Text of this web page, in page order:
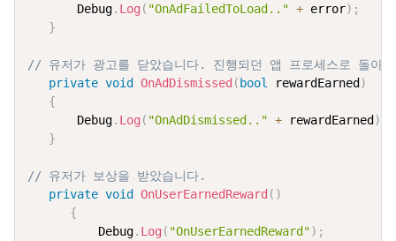
       Debug
. Log ( "OnAdFailedToLoad.." + error) ;
}
// 유저가 광고를 닫았습니다. 진행되던 앱 프로세스로 돌아
private void OnAdDismissed ( bool rewardEarned )
{
       Debug
. Log ( "OnAdDismissed.." + rewardEarned )
}
// 유저가 보상을 받았습니다.
private void OnUserEarnedReward ( )
{
          Debug
. Log ( "OnUserEarnedReward") ;